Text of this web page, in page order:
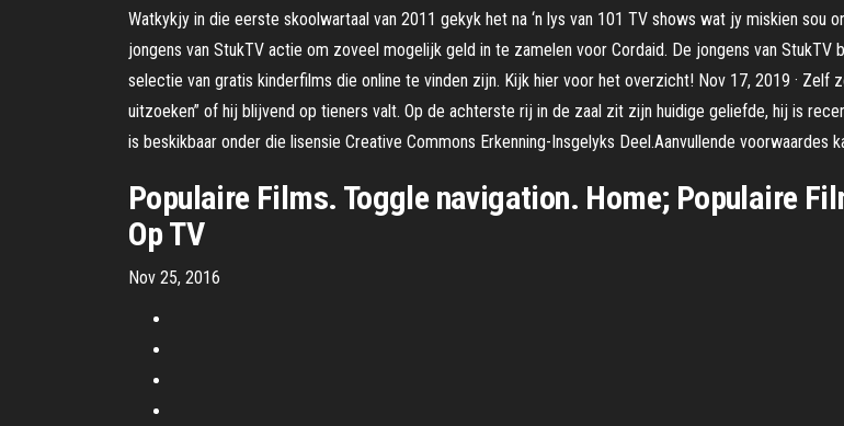
Watkykjy in die eerste skoolwartaal van 2011 gekyk het na ‘n lys van 101 TV shows wat jy miskien sou
jongens van StukTV actie om zoveel mogelijk geld in te zamelen voor Cordaid. De jongens van
selectie van gratis kinderfilms die online te vinden zijn. Kijk hier voor het overzicht! Nov 17, 2019 ·
uitzoeken” of hij blijvend op tieners valt. Op de achterste rij in de zaal zit zijn huidige geliefde, hij is
is beskikbaar onder die lisensie Creative Commons Erkenning-Insgelyks Deel.Aanvullende voorwaardes
Populaire Films. Toggle navigation. Home; Populaire
Op TV
Nov 25, 2016